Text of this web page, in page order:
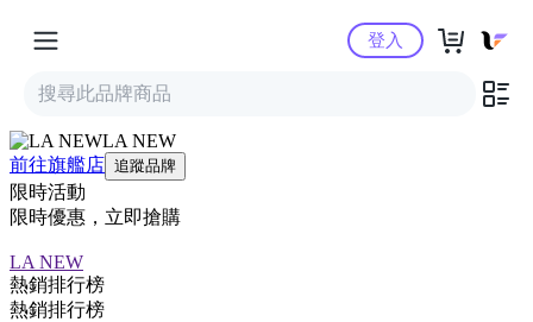
Yahoo購物中心
登入
LA NEW
前往旗艦店 追蹤品牌
限時活動
限時優惠，立即搶購
LA NEW
熱銷排行榜
熱銷排行榜